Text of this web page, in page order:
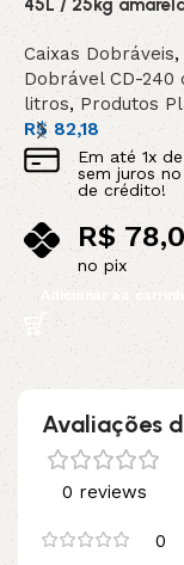
45L / 25kg
Caixas Dobráveis,
Dobrável CD-240
litros,Produtos
R$82,18
Em até 1x de
sem juros
de crédito!
R$
no pix
Adicionar ao carrinho
Avaliações
0 reviews
0